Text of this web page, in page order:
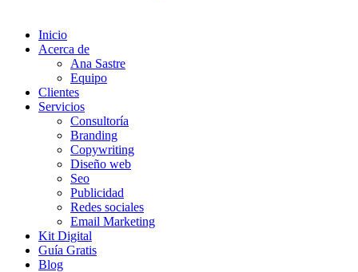
Inicio
Acerca de
Ana Sastre
Equipo
Clientes
Servicios
Consultoría
Branding
Copywriting
Diseño web
Seo
Publicidad
Redes sociales
Email Marketing
Kit Digital
Guía Gratis
Blog